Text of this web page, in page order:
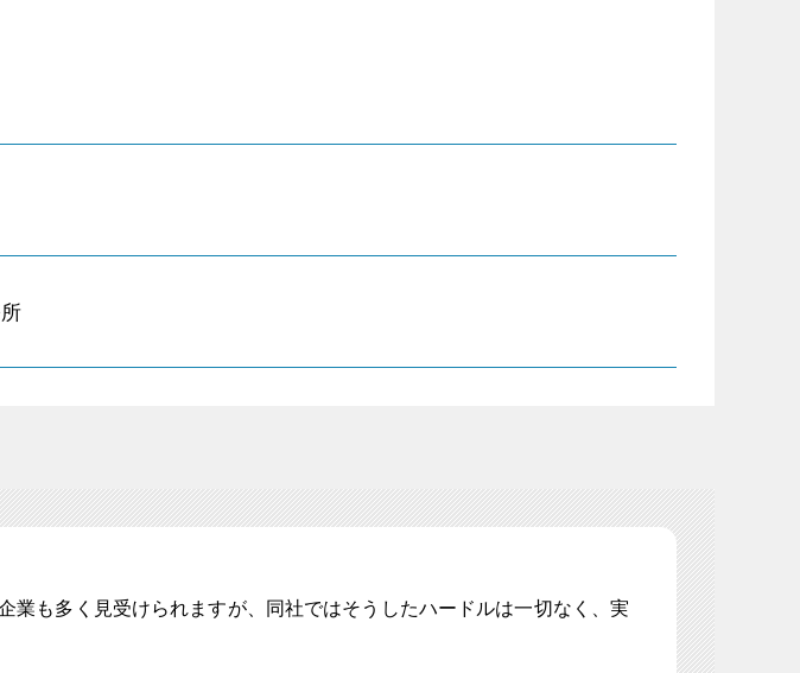
業も多く見受けられますが、同社ではそうしたハードルは一切なく、実